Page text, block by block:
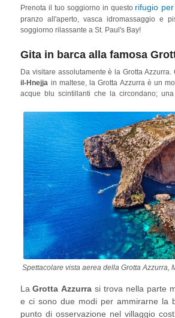
Prenota il tuo soggiorno in questo rifugio
pranzo all'aperto, vasca idromassaggio e
soggiorno rilassante a St. Paul's Bay!
Gita in barca alla famosa
Da visitare assolutamente è la Grotta
il-Hnejja in maltese, la Grotta Azzurra è un
acque blu scintillanti che la circondano;
Spettacolare vista aerea della Grotta Azzurra,
LaGrotta Azzurra si trova nella parte
e ci sono due modi per ammirarne la
punto di osservazione nel villaggio